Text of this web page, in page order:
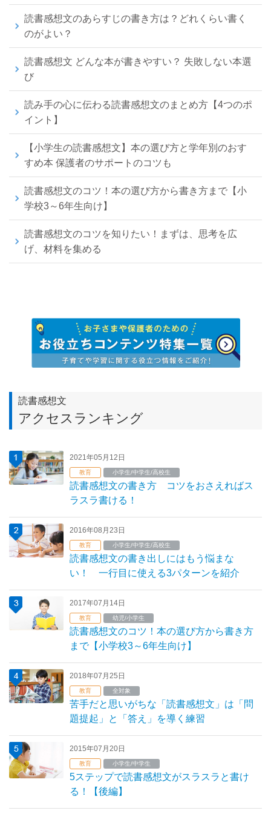
読書感想文のあらすじの書き方は？どれくらい書く
のがよい？
読書感想文 どんな本が書きやすい？ 失敗しない本選
び
読み手の心に伝わる読書感想文のまとめ方【4つのポ
イント】
【小学生の読書感想文】本の選び方と学年別のおす
すめ本 保護者のサポートのコツも
読書感想文のコツ！本の選び方から書き方まで【小
学校3～6年生向け】
読書感想文のコツを知りたい！まずは、思考を広
げ、材料を集める
読書感想文
アクセスランキング
2021年05月12日
教育 小学生/中学生/高校生
読書感想文の書き方 コツをおさえればス
ラスラ書ける！
2016年08月23日
教育 小学生/中学生/高校生
読書感想文の書き出しにはもう悩まな
い！ 一行目に使える3パターンを紹介
2017年07月14日
教育 幼児/小学生
読書感想文のコツ！本の選び方から書き方
まで【小学校3～6年生向け】
2018年07月25日
教育 全対象
苦手だと思いがちな「読書感想文」は「問
題提起」と「答え」を導く練習
2015年07月20日
教育 小学生/中学生
5ステップで読書感想文がスラスラと書け
る！【後編】